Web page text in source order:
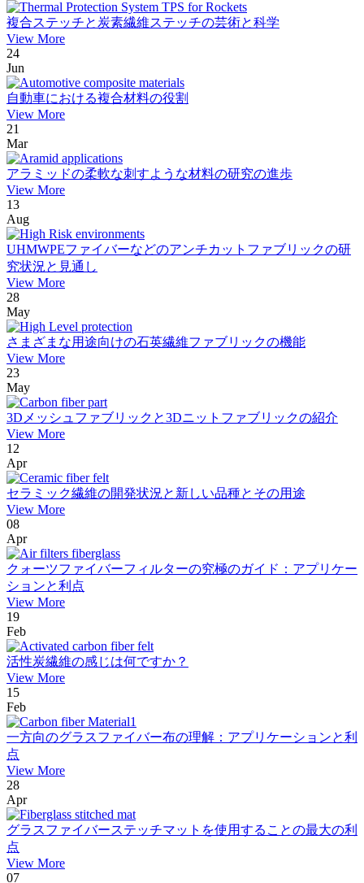
複合ステッチと炭素繊維ステッチの芸術と科学
View More
24
Jun
自動車における複合材料の役割
View More
21
Mar
アラミッドの柔軟な刺すような材料の研究の進歩
View More
13
Aug
UHMWPEファイバーなどのアンチカットファブリックの研
究状況と見通し
View More
28
May
さまざまな用途向けの石英繊維ファブリックの機能
View More
23
May
3Dメッシュファブリックと3Dニットファブリックの紹介
View More
12
Apr
セラミック繊維の開発状況と新しい品種とその用途
View More
08
Apr
クォーツファイバーフィルターの究極のガイド：アプリケー
ションと利点
View More
19
Feb
活性炭繊維の感じは何ですか？
View More
15
Feb
一方向のグラスファイバー布の理解：アプリケーションと利
点
View More
28
Apr
グラスファイバーステッチマットを使用することの最大の利
点
View More
07